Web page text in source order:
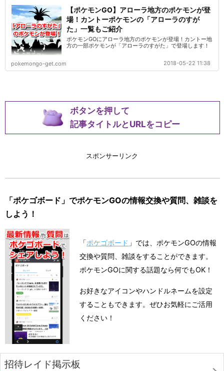
【ポケモンGO】アローラ地方のポケモンが登
場！カントーポケモンの「アローラのすが
た」一覧もご紹介
ポケモンGOにアローラ地方のポケモンが登場！カントー地
方の一部ポケモンが「アローラのすがた」で登場します！
pokemongo-get.com 2018-05-22 11:38
ボタンを押して
記事タイトルとURLをコピー
スポンサーリンク
「ポケゴボード」でポケモンGOの情報交換や質問、雑談を
しよう！
「ポケゴボード 」では、ポケモンGOの情報
交換や質問、雑談をすることができます。
ポケモンGOに関する話題なら何でもOK！
お好きなアイコンやハンドルネームを設定
することもできます。ぜひお気軽にご活用
ください！
招待レイド掲示板